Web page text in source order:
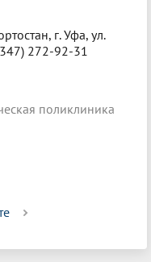
г. Уфа, ул.
272-92-31
поликлиника